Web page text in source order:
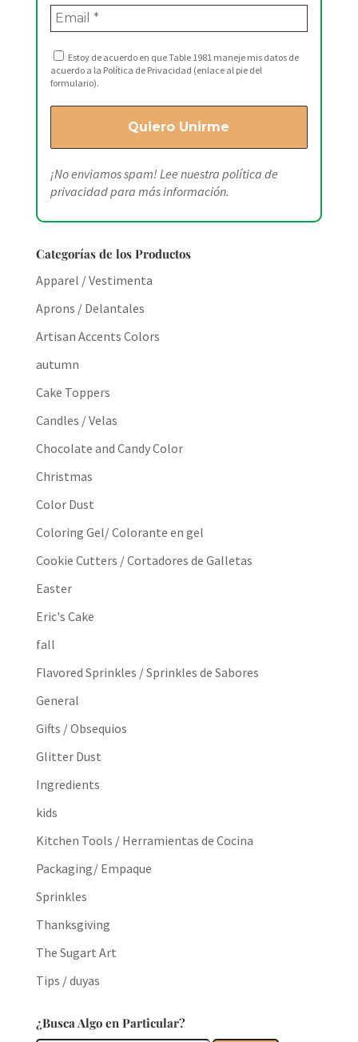
Estoy de acuerdo en que Table 1981 maneje mis datos de
acuerdo a la Política de Privacidad (enlace al pie del
formulario).
¡No enviamos spam! Lee nuestra política de
privacidadpara más información.
Categorías de los Productos
Apparel / Vestimenta
Aprons / Delantales
Artisan Accents Colors
autumn
Cake Toppers
Candles / Velas
Chocolate and Candy Color
Christmas
Color Dust
Coloring Gel/ Colorante en gel
Cookie Cutters / Cortadores de Galletas
Easter
Eric's Cake
fall
Flavored Sprinkles / Sprinkles de Sabores
General
Gifts / Obsequios
Glitter Dust
Ingredients
kids
Kitchen Tools / Herramientas de Cocina
Packaging/ Empaque
Sprinkles
Thanksgiving
The Sugart Art
Tips / duyas
¿Busca Algo en Particular?